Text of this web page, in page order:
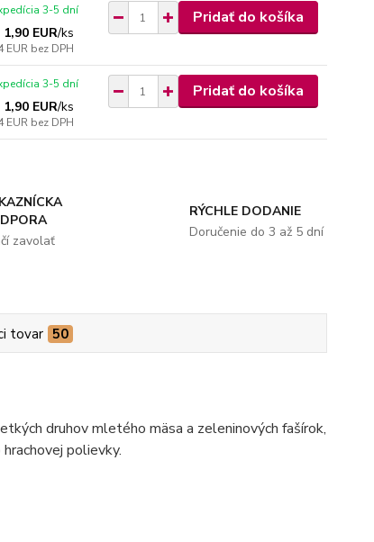
1,90 EUR/ks
EUR bez DPH
3-5 dní Pridať do košíka
1,90 EUR/ks
EUR bez DPH
3-5 dní Pridať do košíka
zavolať
RÝCHLE DODANIE
Doručenie do 3 až 5 dní
tovar 50
druhov mletého mäsa a zeleninových fašírok,
polievky.